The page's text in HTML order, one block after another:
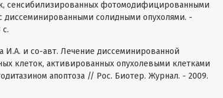
сенсибилизированных фотомодифицированными
диссеминированными солидными опухолями. -
и со-авт. Лечение диссеминированной
клеток, активированных опухолевыми клетками
апоптоза // Рос. Биотер. Журнал. - 2009.